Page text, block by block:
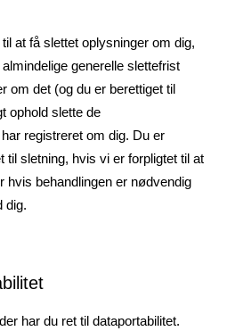
at få slettet oplysninger om dig,
generelle slettefrist
om det (og du er berettiget til
ophold slette de
registreret om dig. Du er
sletning, hvis vi er forpligtet til at
hvis behandlingen er nødvendig
dig.
har du ret til dataportabilitet.